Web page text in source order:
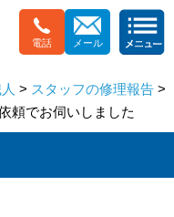
電話 メール
> スタッフの修理報告 >
頼でお伺いしました